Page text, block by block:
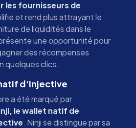
les fournisseurs de
et rend plus attrayant le
de liquidités dans le
une opportunité pour
des récompenses
quelques clics.
d'Injective
a été marqué par
le wallet natif de
. Ninji se distingue par sa